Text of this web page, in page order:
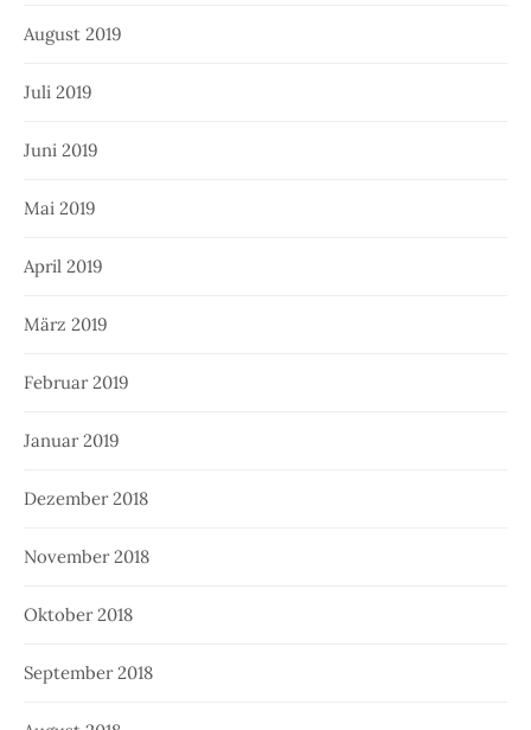
August 2019
Juli 2019
Juni 2019
Mai 2019
April 2019
März 2019
Februar 2019
Januar 2019
Dezember 2018
November 2018
Oktober 2018
September 2018